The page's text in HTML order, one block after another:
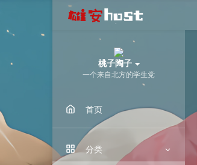
桃子陶子
一个来自北方的学生党
首页
分类